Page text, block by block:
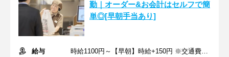
勤｜オーダー&お会計はセルフで簡
単◎[早朝手当あり]
給与
時給1100円～【早朝】時給+150円 ※交通費支給